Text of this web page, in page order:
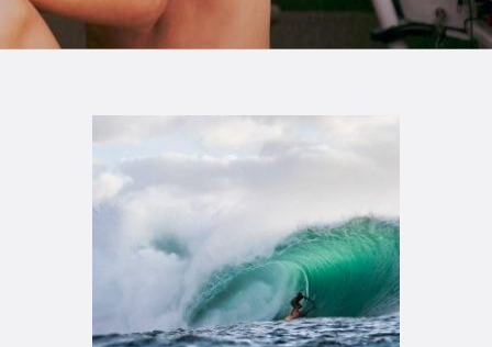
TIENDA FAMILY SURFERS
WEBCAM SALINAS